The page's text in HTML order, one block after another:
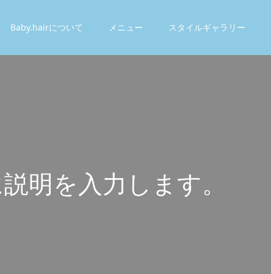
Baby.hairについて メニュー スタイルギャラリー
説明 を 入 力 し ま す
こ こ